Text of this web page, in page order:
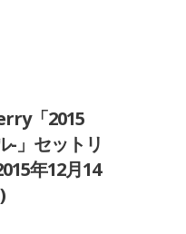
「2015
」セットリ
年12月14